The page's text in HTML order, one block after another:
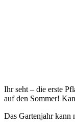
Ihr seht – die erste
auf den Sommer!
Das Gartenjahr kann